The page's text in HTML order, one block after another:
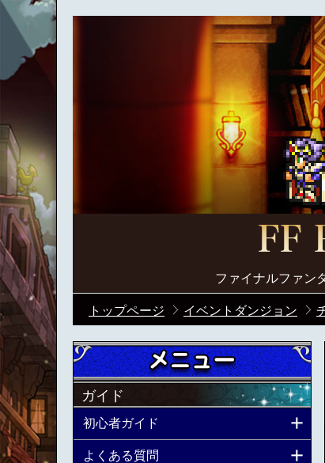
ファイナルファン
トップページ イベントダンジョン
ガイド
初心者ガイド
よくある質問